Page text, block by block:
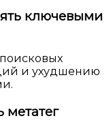
ключевыми
и ухудшению
метатег